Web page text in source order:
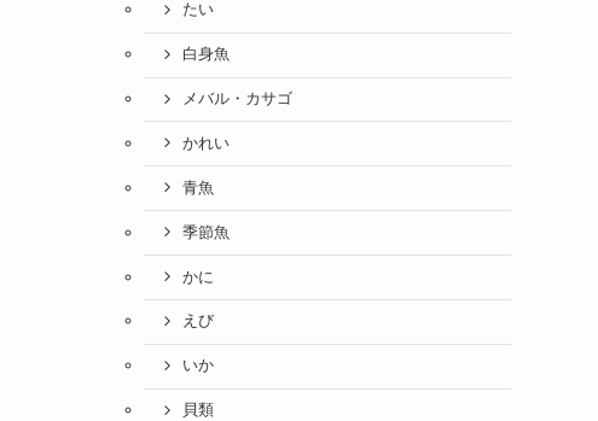
たい
白身魚
メバル・カサゴ
かれい
青魚
季節魚
かに
えび
いか
貝類